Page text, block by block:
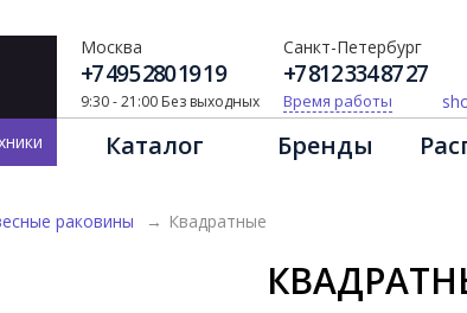
Москва
+7 495 280 19 19
9:30 - 21:00 Без выходных
Санкт-Петербург
+7 812 334 87 27
Время работы
Каталог Бренды
раковины → Квадратные